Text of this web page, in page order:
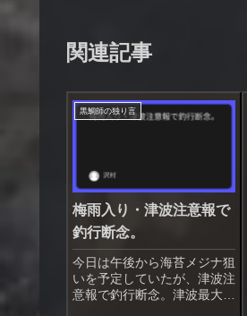
関連記事
黒鯛師の独り言
梅雨入り・津波注意報で
釣行断念。
今日は午後から海苔メジナ狙
いを予定していたが、津波注
意報で釣行断念。津波最大１